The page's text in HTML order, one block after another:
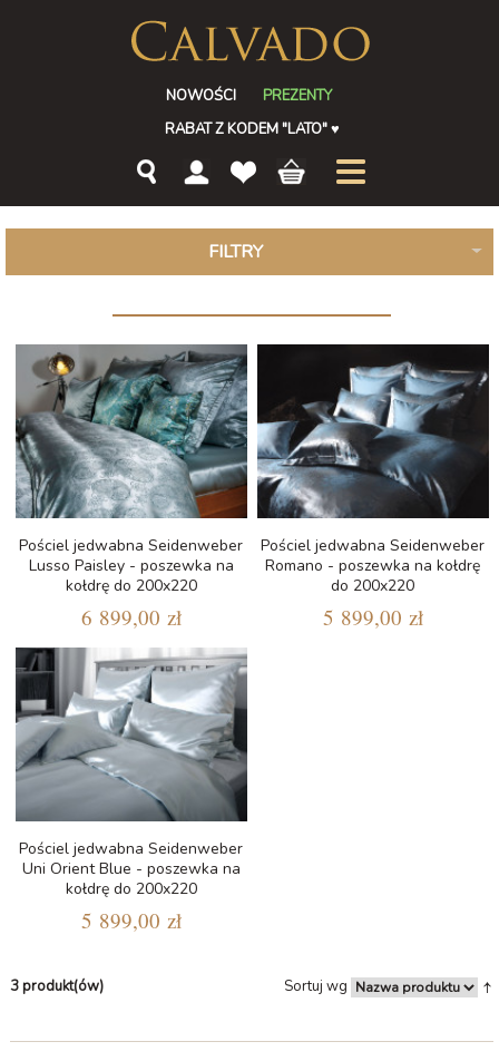
NOWOŚCI
PREZENTY
RABAT Z KODEM "LATO"♥
FILTRY
Pościel jedwabna Seidenweber
Lusso Paisley - poszewka na
kołdrę do 200x220
6 899,00 zł
Pościel jedwabna Seidenweber
Romano - poszewka na kołdrę
do 200x220
5 899,00 zł
Pościel jedwabna Seidenweber
Uni Orient Blue - poszewka na
kołdrę do 200x220
5 899,00 zł
3 produkt(ów) Sortuj wg